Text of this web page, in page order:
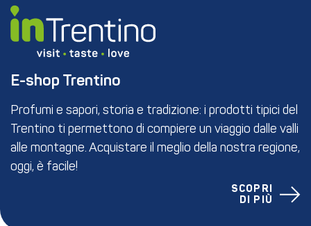
E-shop Trentino
Profumi e sapori, storia e tradizione: i prodotti tipici del
Trentino ti permettono di compiere un viaggio dalle valli
alle montagne. Acquistare il meglio della nostra regione,
oggi, è facile!
SCOPRI
DI PIÙ